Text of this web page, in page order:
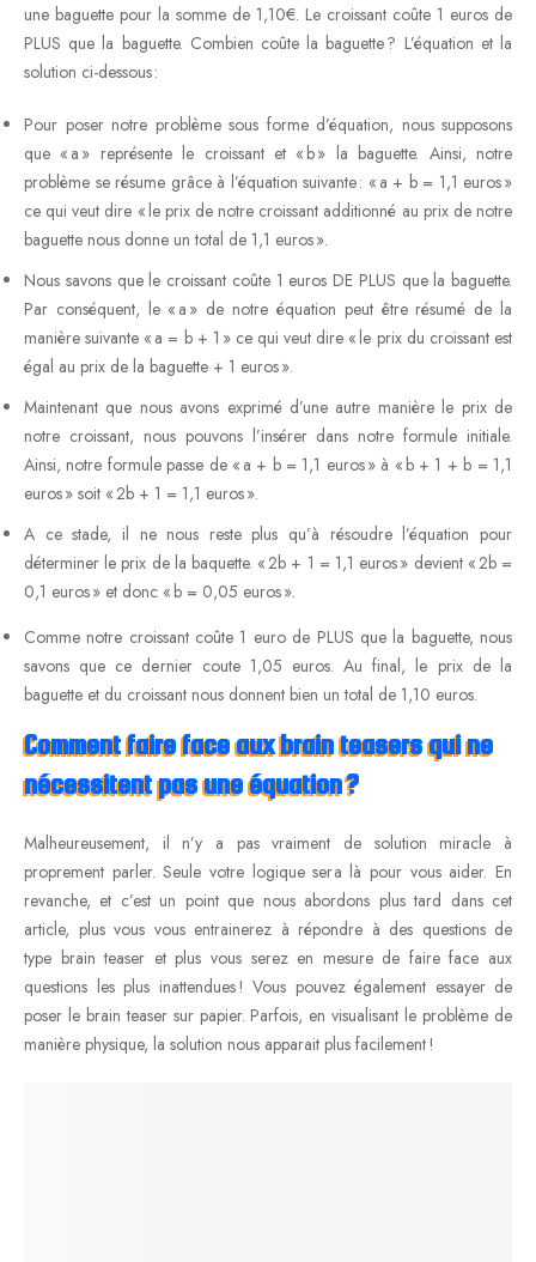
une baguette pour la somme de 1,10€. Le croissant coûte 1 euros de
PLUS que la baguette. Combien coûte la baguette ? L’équation et la
solution ci-dessous :
Pour poser notre problème sous forme d’équation, nous supposons
que « a » représente le croissant et « b » la baguette. Ainsi, notre
problème se résume grâce à l’équation suivante : « a + b = 1,1 euros »
ce qui veut dire « le prix de notre croissant additionné au prix de notre
baguette nous donne un total de 1,1 euros ».
Nous savons que le croissant coûte 1 euros DE PLUS que la baguette.
Par conséquent, le « a » de notre équation peut être résumé de la
manière suivante « a = b + 1 » ce qui veut dire « le prix du croissant est
égal au prix de la baguette + 1 euros ».
Maintenant que nous avons exprimé d’une autre manière le prix de
notre croissant, nous pouvons l’insérer dans notre formule initiale.
Ainsi, notre formule passe de « a + b = 1,1 euros » à « b + 1 + b = 1,1
euros » soit « 2b + 1 = 1,1 euros ».
A ce stade, il ne nous reste plus qu’à résoudre l’équation pour
déterminer le prix de la baquette. « 2b + 1 = 1,1 euros » devient « 2b =
0,1 euros » et donc « b = 0,05 euros ».
Comme notre croissant coûte 1 euro de PLUS que la baguette, nous
savons que ce dernier coute 1,05 euros. Au final, le prix de la
baguette et du croissant nous donnent bien un total de 1,10 euros.
Comment faire face aux brain teasers qui ne
nécessitent pas une équation ?
Malheureusement, il n’y a pas vraiment de solution miracle à
proprement parler. Seule votre logique sera là pour vous aider. En
revanche, et c’est un point que nous abordons plus tard dans cet
article, plus vous vous entrainerez à répondre à des questions de
type brain teaser et plus vous serez en mesure de faire face aux
questions les plus inattendues ! Vous pouvez également essayer de
poser le brain teaser sur papier. Parfois, en visualisant le problème de
manière physique, la solution nous apparait plus facilement !